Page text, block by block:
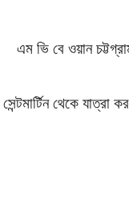
এম ভি বে ওয়ান
সেন্টমার্টিন থেকে